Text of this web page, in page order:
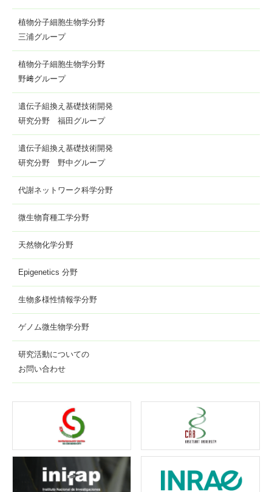
植物分子細胞生物学分野
三浦グループ
植物分子細胞生物学分野
野﨑グループ
遺伝子組換え基礎技術開発
研究分野 福田グループ
遺伝子組換え基礎技術開発
研究分野 野中グループ
代謝ネットワーク科学分野
微生物育種工学分野
天然物化学分野
Epigenetics 分野
生物多様性情報学分野
ゲノム微生物学分野
研究活動についての
お問い合わせ